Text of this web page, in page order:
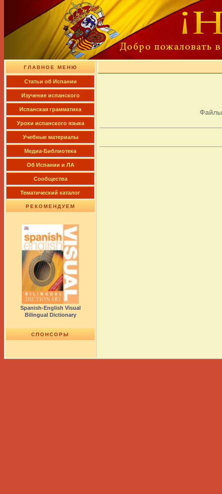
ГЛАВНОЕ МЕНЮ
Cтатьи об Испании
Изучение испанского
Испанская грамматика
Уроки испанского языка
Учебные материалы
Медиа-Библиотека
Об Испании и ЛА
Сообщества
Тематический каталог
РЕКОМЕНДУЕМ
Spanish-English Visual
Bilingual Dictionary
СПОНСОРЫ